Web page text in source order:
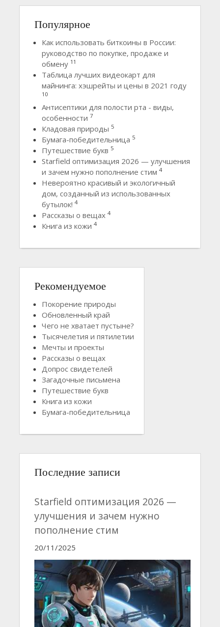
Популярное
Как использовать биткоины в России:
руководство по покупке, продаже и
обмену 11
Таблица лучших видеокарт для
майнинга: хэшрейты и цены в 2021 году
10
Антисептики для полости рта - виды,
особенности 7
Кладовая природы 5
Бумага-победительница 5
Путешествие букв 5
Starfield оптимизация 2026 — улучшения
и зачем нужно пополнение стим 4
Невероятно красивый и экологичный
дом, созданный из использованных
бутылок! 4
Рассказы о вещах 4
Книга из кожи 4
Рекомендуемое
Покорение природы
Обновленный край
Чего не хватает пустыне?
Тысячелетия и пятилетии
Мечты и проекты
Рассказы о вещах
Допрос свидетелей
Загадочные письмена
Путешествие букв
Книга из кожи
Бумага-победительница
Последние записи
Starfield оптимизация 2026 —
улучшения и зачем нужно
пополнение стим
20/11/2025